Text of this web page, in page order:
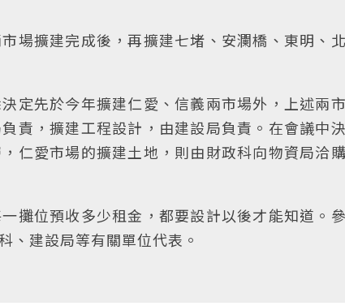
場擴建完成後，再擴建七堵、安瀾橋、東明、
定先於今年擴建仁愛、信義兩市場外，上述兩
責，擴建工程設計，由建設局負責。在會議中
仁愛市場的擴建土地，則由財政科向物資局洽
攤位預收多少租金，都要設計以後才能知道。
、建設局等有關單位代表。